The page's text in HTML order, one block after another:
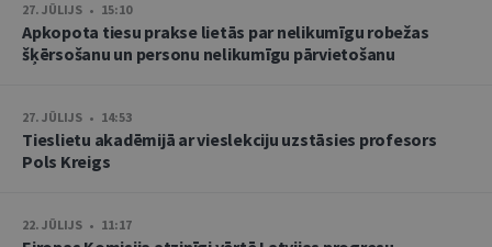
27. JŪLIJS • 15:10
Apkopota tiesu prakse lietās par nelikumīgu robežas
šķērsošanu un personu nelikumīgu pārvietošanu
27. JŪLIJS • 14:53
Tieslietu akadēmijā ar vieslekciju uzstāsies profesors
Pols Kreigs
22. JŪLIJS • 11:17